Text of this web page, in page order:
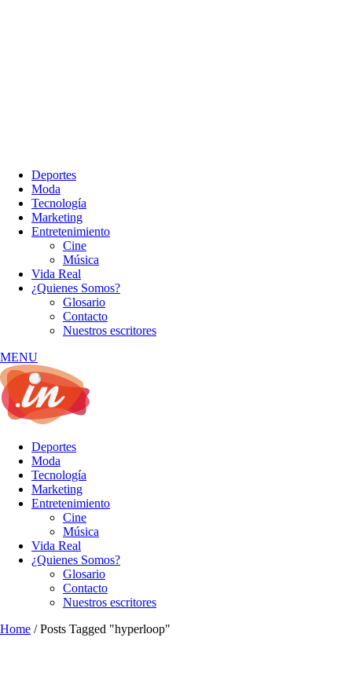
Deportes
Moda
Tecnología
Marketing
Entretenimiento
Cine
Música
Vida Real
¿Quienes Somos?
Glosario
Contacto
Nuestros escritores
MENU
Deportes
Moda
Tecnología
Marketing
Entretenimiento
Cine
Música
Vida Real
¿Quienes Somos?
Glosario
Contacto
Nuestros escritores
Home /Posts Tagged "hyperloop"